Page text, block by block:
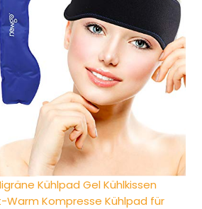
Kühlpad Gel Kühlkissen
Warm Kompresse Kühlpad für